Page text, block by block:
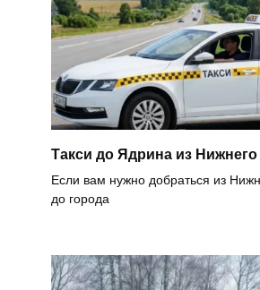
Такси до Ядрина из
Если вам нужно добраться из
до города